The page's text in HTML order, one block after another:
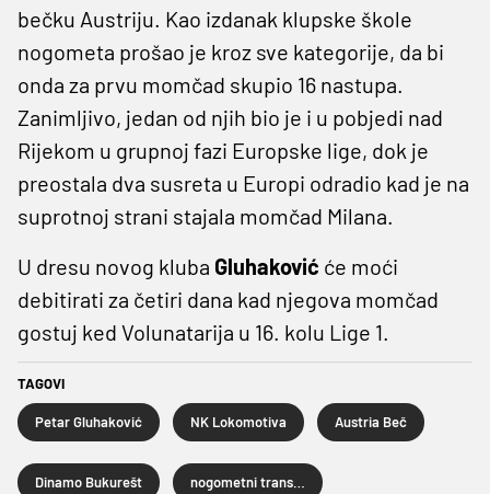
bečku Austriju. Kao izdanak klupske škole
nogometa prošao je kroz sve kategorije, da bi
onda za prvu momčad skupio 16 nastupa.
Zanimljivo, jedan od njih bio je i u pobjedi nad
Rijekom u grupnoj fazi Europske lige, dok je
preostala dva susreta u Europi odradio kad je na
suprotnoj strani stajala momčad Milana.
U dresu novog kluba Gluhaković će moći
debitirati za četiri dana kad njegova momčad
gostuj ked Volunatarija u 16. kolu Lige 1.
TAGOVI
Petar Gluhaković NK Lokomotiva Austria Beč
Dinamo Bukurešt